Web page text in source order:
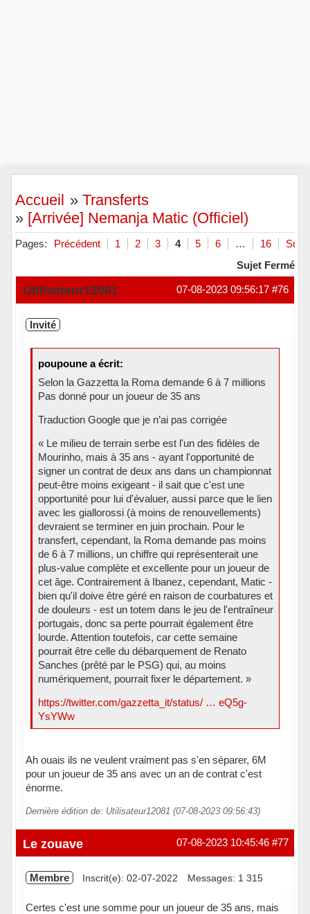
Accueil »Transferts
» [Arrivée] Nemanja Matic (Officiel)
Pages: Précédent 1 2 3 4 5 6 … 16
Sujet Fermé
#76
07-08-2023 09:56:17
Utilisateur12081
Invité
poupoune a écrit:
Selon la Gazzetta la Roma demande 6 à 7 millions
Pas donné pour un joueur de 35 ans
Traduction Google que je n’ai pas corrigée
« Le milieu de terrain serbe est l'un des fidèles de
Mourinho, mais à 35 ans - ayant l'opportunité de
signer un contrat de deux ans dans un championnat
peut-être moins exigeant - il sait que c'est une
opportunité pour lui d'évaluer, aussi parce que le lien
avec les giallorossi (à moins de renouvellements)
devraient se terminer en juin prochain. Pour le
transfert, cependant, la Roma demande pas moins
de 6 à 7 millions, un chiffre qui représenterait une
plus-value complète et excellente pour un joueur de
cet âge. Contrairement à Ibanez, cependant, Matic -
bien qu'il doive être géré en raison de courbatures et
de douleurs - est un totem dans le jeu de l'entraîneur
portugais, donc sa perte pourrait également être
lourde. Attention toutefois, car cette semaine
pourrait être celle du débarquement de Renato
Sanches (prêté par le PSG) qui, au moins
numériquement, pourrait fixer le département. »
https://twitter.com/gazzetta_it/status/ … eQ5g-
YsYWw
Ah ouais ils ne veulent vraiment pas s'en séparer, 6M
pour un joueur de 35 ans avec un an de contrat c'est
énorme.
Dernière édition de: Utilisateur12081 (07-08-2023 09:56:43)
#77
07-08-2023 10:45:46
Le zouave
Membre Inscrit(e): 02-07-2022 Messages: 1 315
Certes c'est une somme pour un joueur de 35 ans, mais